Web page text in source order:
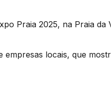
Praia 2025, na Praia da
empresas locais, que